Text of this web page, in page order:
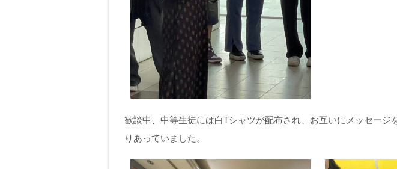
歓談中、中等生徒には白Tシャツが配布され、お互いにメッセージ
りあっていました。